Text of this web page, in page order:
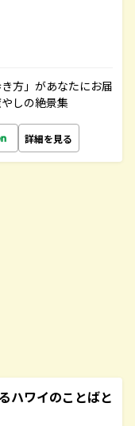
方」があなたにお届
しの絶景集
詳細を見る
ハワイのことばと